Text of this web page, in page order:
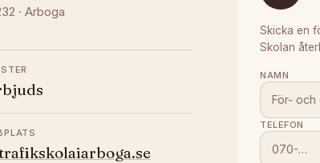
· Arboga
Skicka en
Skolan
NAMN
TELEFON